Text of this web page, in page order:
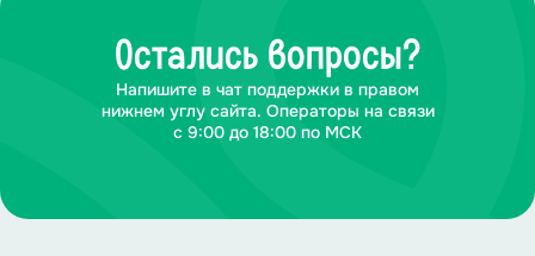
Остались вопросы?
Напишите в чат поддержки в правом
нижнем углу сайта. Операторы на связи
с 9:00 до 18:00 по МСК